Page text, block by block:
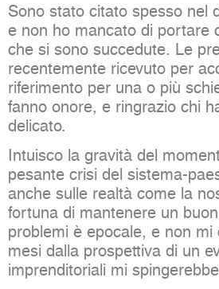
Sono stato citato spesso nel
e non ho mancato di portare
che si sono succedute. Le
recentemente ricevuto per
riferimento per una o più
fanno onore, e ringrazio chi
delicato.
Intuisco la gravità del
pesante crisi del sistema-
anche sulle realtà come la
fortuna di mantenere un
problemi è epocale, e non
mesi dalla prospettiva di un
imprenditoriali mi